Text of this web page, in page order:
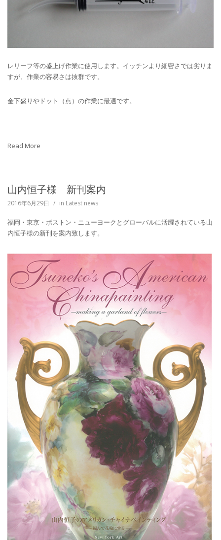
レリーフ等の盛上げ作業に使用します。イッチンより細密さでは劣りま
すが、作業の容易さは抜群です。
金下盛りやドット（点）の作業に最適です。
Read More
山内恒子様 新刊案内
2016年6月29日 / in Latest news
福岡・東京・ボストン・ニューヨークとグローバルに活躍されている山
内恒子様の新刊を案内致します。